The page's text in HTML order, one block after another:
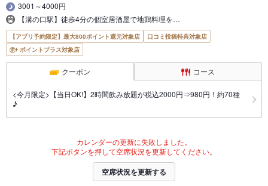
3001～4000円
【溝の口駅】徒歩4分の個室居酒屋で地鶏料理を…
【アプリ予約限定】最大800ポイント還元対象店
口コミ投稿特典対象店
ポイントプラス対象店
クーポン コース
<今月限定>【当日OK!】2時間飲み放題が税込2000円⇒980円！約70種
♪
カレンダーの更新に失敗しました。
下記ボタンを押して空席状況を更新してください。
空席状況を更新する